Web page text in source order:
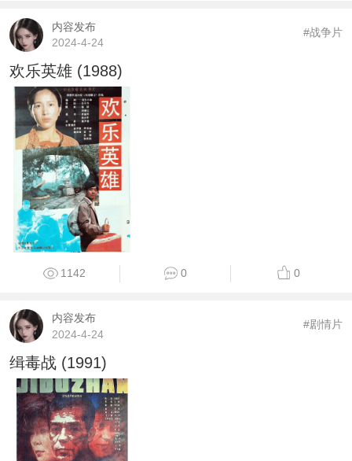
内容发布
2024-4-24
#战争片
欢乐英雄 (1988)
1142 0 0
内容发布
2024-4-24
#剧情片
缉毒战 (1991)